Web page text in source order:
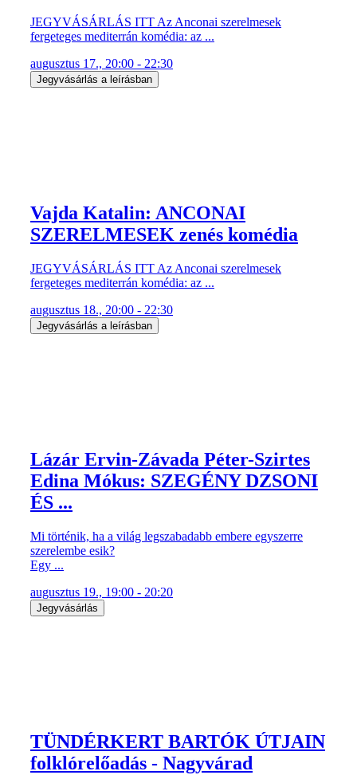
JEGYVÁSÁRLÁS ITT Az Anconai szerelmesek
fergeteges mediterrán komédia: az ...
augusztus 17., 20:00 - 22:30
Jegyvásárlás a leírásban
Vajda Katalin: ANCONAI
SZERELMESEK zenés komédia
JEGYVÁSÁRLÁS ITT Az Anconai szerelmesek
fergeteges mediterrán komédia: az ...
augusztus 18., 20:00 - 22:30
Jegyvásárlás a leírásban
Lázár Ervin-Závada Péter-Szirtes
Edina Mókus: SZEGÉNY DZSONI
ÉS ...
Mi történik, ha a világ legszabadabb embere egyszerre
szerelembe esik?
Egy ...
augusztus 19., 19:00 - 20:20
Jegyvásárlás
TÜNDÉRKERT BARTÓK ÚTJAIN
folklórelőadás - Nagyvárad